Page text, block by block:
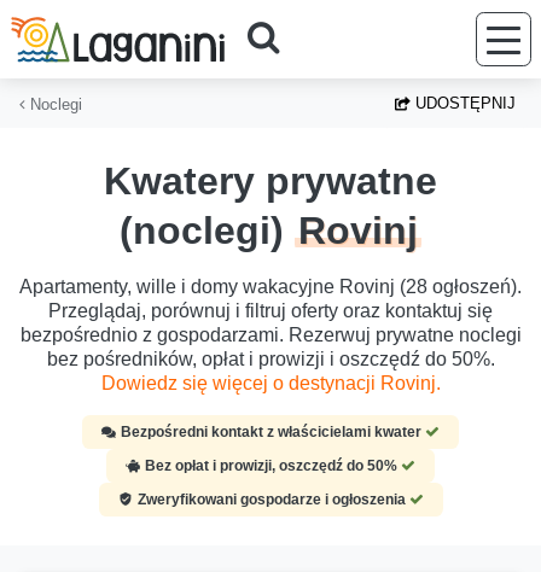
Przejdź do głównej treści
Noclegi UDOSTĘPNIJ
Kwatery prywatne
(noclegi) Rovinj
Apartamenty, wille i domy wakacyjne Rovinj (28 ogłoszeń).
Przeglądaj, porównuj i filtruj oferty oraz kontaktuj się
bezpośrednio z gospodarzami. Rezerwuj prywatne noclegi
bez pośredników, opłat i prowizji i oszczędź do 50%.
Dowiedz się więcej o destynacji Rovinj.
Bezpośredni kontakt z właścicielami kwater
Bez opłat i prowizji, oszczędź do 50%
Zweryfikowani gospodarze i ogłoszenia